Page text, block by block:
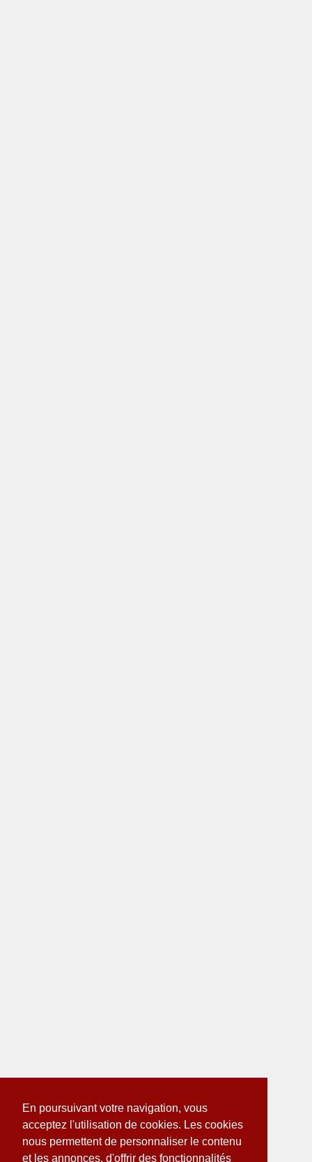
En poursuivant votre navigation, vous
acceptez l'utilisation de cookies. Les cookies
nous permettent de personnaliser le contenu
et les annonces, d'offrir des fonctionnalités